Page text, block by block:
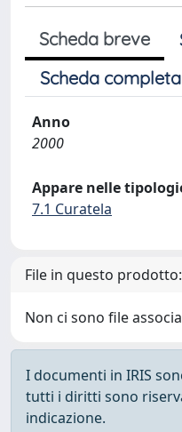
Scheda breve
Scheda
Anno
2000
Appare nelle
7.1 Curatela
File in questo prodotto:
Non ci sono file
I documenti in IRIS
tutti i diritti sono
indicazione.